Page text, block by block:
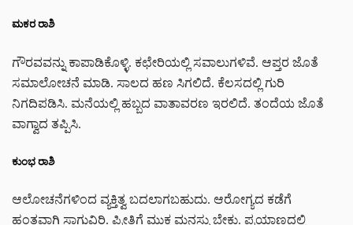
ಮಕರ ರಾಶಿ
ಗೌರವವನ್ನು ಕಾಪಾಡಿಕೊಳ್ಳಿ. ಕಛೇರಿಯಲ್ಲಿ ಸವಾಲುಗಳಿವೆ. ಆಪ್ತರ ಜೊತೆ
ಸಮಾಲೋಚನೆ ಮಾಡಿ. ಸಾಲದ ಹಣ ಸಿಗಲಿದೆ. ಕೆಲಸದಲ್ಲಿ ಗುರಿ
ನಿಗದಿಪಡಿಸಿ. ಮನೆಯಲ್ಲಿ ಹಬ್ಬದ ವಾತಾವರಣ ಇರಲಿದೆ. ತಂದೆಯ ಜೊತೆ
ವಾಗ್ವಾದ ತಪ್ಪಿಸಿ.
ಕುಂಭ ರಾಶಿ
ಆಲೋಚನೆಗಳಿಂದ ವ್ಯಕ್ತಿತ್ವ ಬದಲಾಗಬಹುದು. ಆರೋಗ್ಯದ ಕಡೆಗೆ
ಹಂತವಾಗಿ ಸಾಗುವಿರಿ. ಪ್ರೀತಿಗೆ ಮುಕ್ತ ಮನಸ್ಸು ಬೇಕು. ಪ್ರಯಾಣದಲ್ಲಿ